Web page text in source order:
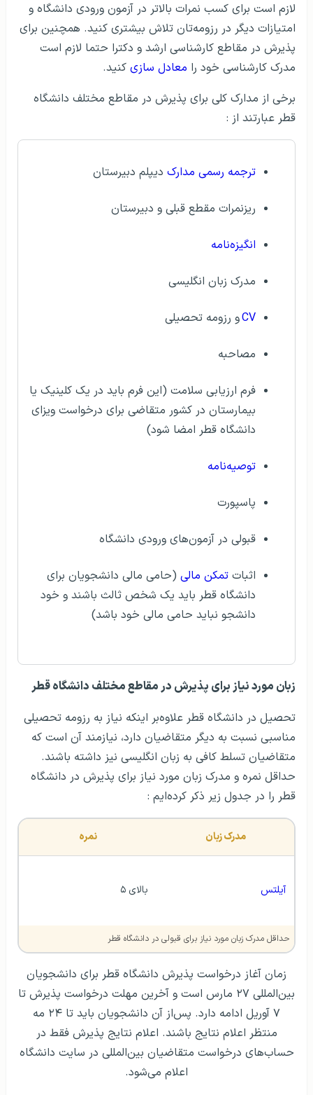
لازم است برای کسب نمرات بالاتر در آزمون ورودی دانشگاه و
امتیازات دیگر در رزومه‌تان تلاش بیشتری کنید. همچنین برای
پذیرش در مقاطع کارشناسی ارشد و دکترا حتما لازم است
مدرک کارشناسی خود را معادل سازی کنید.
برخی از مدارک کلی برای پذیرش در مقاطع مختلف دانشگاه
قطر عبارتند از :
ترجمه رسمی مدارک دیپلم دبیرستان
ریزنمرات مقطع قبلی و دبیرستان
انگیزه‌نامه
مدرک زبان انگلیسی
CVو رزومه تحصیلی
مصاحبه
فرم ارزیابی سلامت (این فرم باید در یک کلینیک یا
بیمارستان در کشور متقاضی برای درخواست ویزای
دانشگاه قطر امضا شود)
توصیه‌نامه
پاسپورت
قبولی در آزمون‌های ورودی دانشگاه
اثبات تمکن مالی (حامی مالی دانشجویان برای
دانشگاه قطر باید یک شخص ثالث باشند و خود
دانشجو نباید حامی مالی خود باشد)
زبان مورد نیاز برای پذیرش در مقاطع مختلف دانشگاه قطر
تحصیل در دانشگاه قطر علاوه‌بر اینکه نیاز به رزومه تحصیلی
مناسبی نسبت به دیگر متقاضیان دارد، نیازمند آن است که
متقاضیان تسلط کافی به زبان انگلیسی نیز داشته باشند.
حداقل نمره و مدرک زبان مورد نیاز برای پذیرش در دانشگاه
قطر را در جدول زیر ذکر کرده‌ایم :
مدرک زبان نمره
آیلتس بالای ۵
حداقل مدرک زبان مورد نیاز برای قبولی در دانشگاه قطر
زمان آغاز درخواست پذیرش دانشگاه قطر برای دانشجویان
بین‌المللی ۲۷ مارس است و آخرین مهلت درخواست پذیرش تا
۷ آوریل ادامه دارد. پس‌از آن دانشجویان باید تا ۲۴ مه
منتظر اعلام نتایج باشند. اعلام نتایج پذیرش فقط در
حساب‌های درخواست متقاضیان بین‌المللی در سایت دانشگاه
اعلام می‌شود.